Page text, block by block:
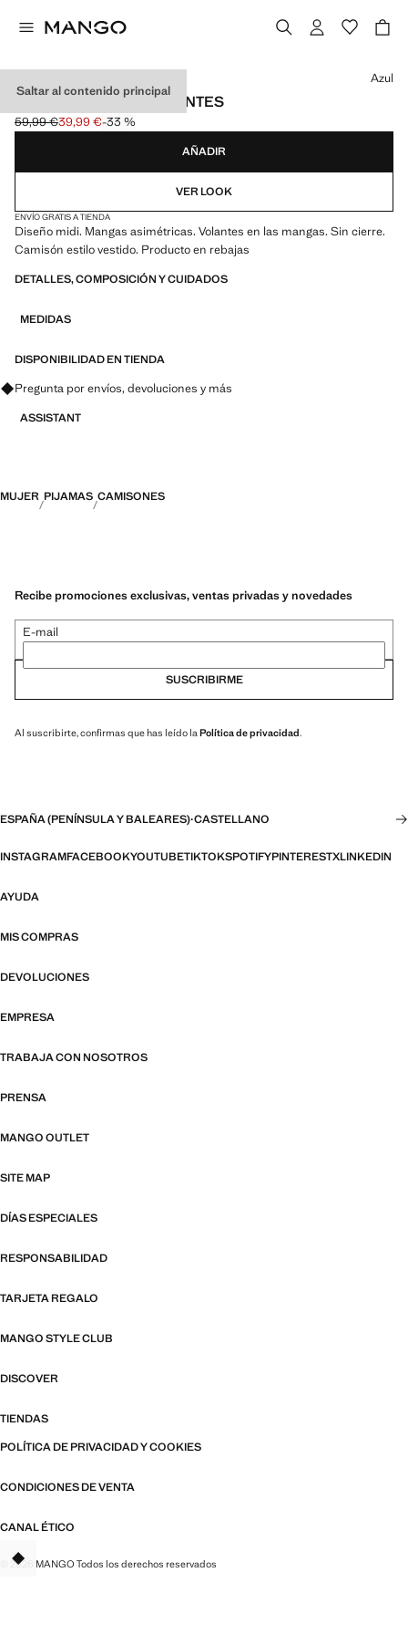
Saltar al contenido principal
CAFTÁN DETALLE VOLANTES
Precio inicial tachado [59,99 € ]
59,99 €
Precio actual [39,99 € ]
39,99 €-33 %
Selecciona un color
Azul
AÑADIR
VER LOOK
ENVÍO GRATIS A TIENDA
Diseño midi. Mangas asimétricas. Volantes en las mangas. Sin cierre.
Camisón estilo vestido. Producto en rebajas
DETALLES, COMPOSICIÓN Y CUIDADOS
MEDIDAS
DISPONIBILIDAD EN TIENDA
Pregunta por envíos, devoluciones y más
ASSISTANT
MUJER PIJAMAS CAMISONES
Recibe promociones exclusivas, ventas privadas y novedades
E-mail
SUSCRIBIRME
Al suscribirte, confirmas que has leído la Política de privacidad.
ESPAÑA (PENÍNSULA Y BALEARES)·CASTELLANO
INSTAGRAMFACEBOOKYOUTUBETIKTOKSPOTIFYPINTERESTXLINKEDIN
AYUDA
MIS COMPRAS
DEVOLUCIONES
EMPRESA
TRABAJA CON NOSOTROS
PRENSA
MANGO OUTLET
SITE MAP
DÍAS ESPECIALES
RESPONSABILIDAD
TARJETA REGALO
MANGO STYLE CLUB
DISCOVER
TIENDAS
POLÍTICA DE PRIVACIDAD Y COOKIES
CONDICIONES DE VENTA
CANAL ÉTICO
© 2026 MANGO Todos los derechos reservados